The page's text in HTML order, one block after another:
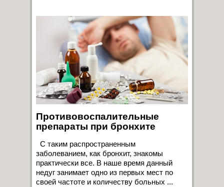
Противовоспалительные
препараты при бронхите
С таким распространенным
заболеванием, как бронхит, знакомы
практически все. В наше время данный
недуг занимает одно из первых мест по
своей частоте и количеству больных ...